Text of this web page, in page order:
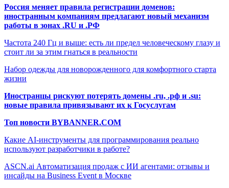
Россия меняет правила регистрации доменов:
иностранным компаниям предлагают новый механизм
работы в зонах .RU и .РФ
Частота 240 Гц и выше: есть ли предел человеческому глазу и
стоит ли за этим гнаться в реальности
Набор одежды для новорожденного для комфортного старта
жизни
Иностранцы рискуют потерять домены .ru, .рф и .su:
новые правила привязывают их к Госуслугам
Топ новости BYBANNER.COM
Какие AI-инструменты для программирования реально
используют разработчики в работе?
ASCN.ai Автоматизация продаж с ИИ агентами: отзывы и
инсайды на Business Event в Москве